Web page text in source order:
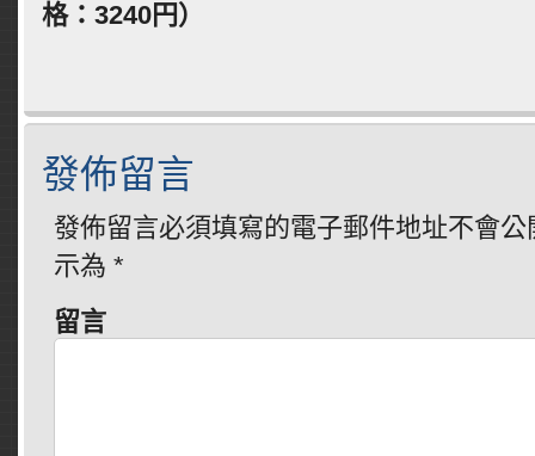
格： 3240円）
發佈留言
發佈留言必須填寫的電子郵件地址不會公
示為 *
留言